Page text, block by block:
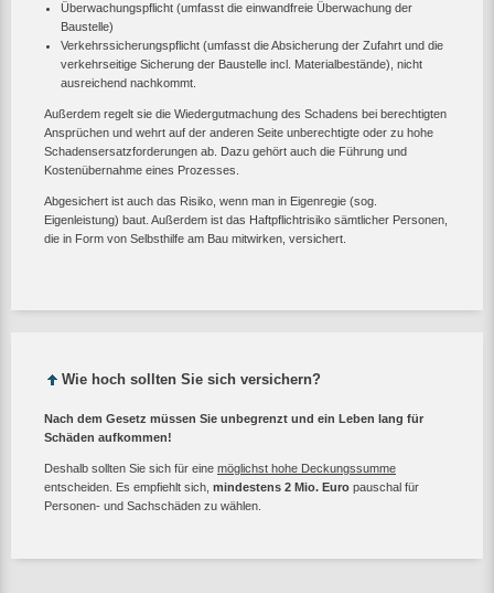
Überwachungspflicht (umfasst die einwandfreie Überwachung der
Baustelle)
Verkehrssicherungspflicht (umfasst die Absicherung der Zufahrt und die
verkehrseitige Sicherung der Baustelle incl. Materialbestände), nicht
ausreichend nachkommt.
Außerdem regelt sie die Wiedergutmachung des Schadens bei berechtigten
Ansprüchen und wehrt auf der anderen Seite unberechtigte oder zu hohe
Schadensersatzforderungen ab. Dazu gehört auch die Führung und
Kostenübernahme eines Prozesses.
Abgesichert ist auch das Risiko, wenn man in Eigenregie (sog.
Eigenleistung) baut. Außerdem ist das Haftpflichtrisiko sämtlicher Personen,
die in Form von Selbsthilfe am Bau mitwirken, versichert.
Wie hoch sollten Sie sich versichern?
Nach dem Gesetz müssen Sie unbegrenzt und ein Leben lang für
Schäden aufkommen!
Deshalb sollten Sie sich für eine möglichst hohe Deckungssumme
entscheiden. Es empfiehlt sich, mindestens 2 Mio. Euro pauschal für
Personen- und Sachschäden zu wählen.